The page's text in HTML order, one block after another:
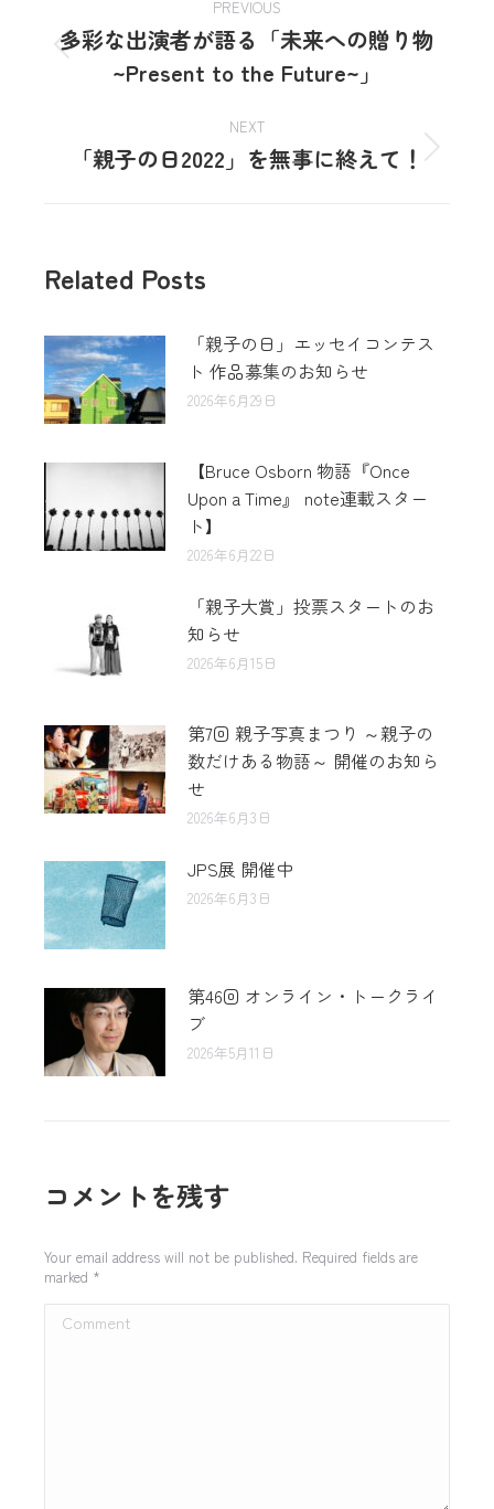
PREVIOUS
多彩な出演者が語る「未来への贈り物
~Present to the Future~」
NEXT
「親子の日2022」を無事に終えて！
Related Posts
「親子の日」エッセイコンテス
ト 作品募集のお知らせ
2026年6月29日
【Bruce Osborn 物語『Once
Upon a Time』 note連載スター
ト】
2026年6月22日
「親子大賞」投票スタートのお
知らせ
2026年6月15日
第7回 親子写真まつり ～親子の
数だけある物語～ 開催のお知ら
せ
2026年6月3日
JPS展 開催中
2026年6月3日
第46回 オンライン・トークライ
ブ
2026年5月11日
コメントを残す
Your email address will not be published. Required fields are
marked *
Comment